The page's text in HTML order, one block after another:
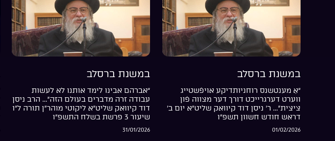
במשנת ברסלב
“אַ מענטשנס רוחניותדיקע אויפֿשטייג
ווערט דערגרייכט דורך דער מצווה פֿון
ציצית”… ר’ ניסן דוד קיוואק שליט”א יום ב’
דראש חודש חשוון תשפ”ו
01/02/2026
במשנת ברסלב
“אברהם אבינו לימד אותנו לא לעשות
עבודה זרה מדברים בעולם הזה”… הרב ניסן
דוד קיוואק שליט”א ליקוטי מוהר”ן תורה ל”ו
שיעור 3 פרשת בשלח התשפ”ו
31/01/2026